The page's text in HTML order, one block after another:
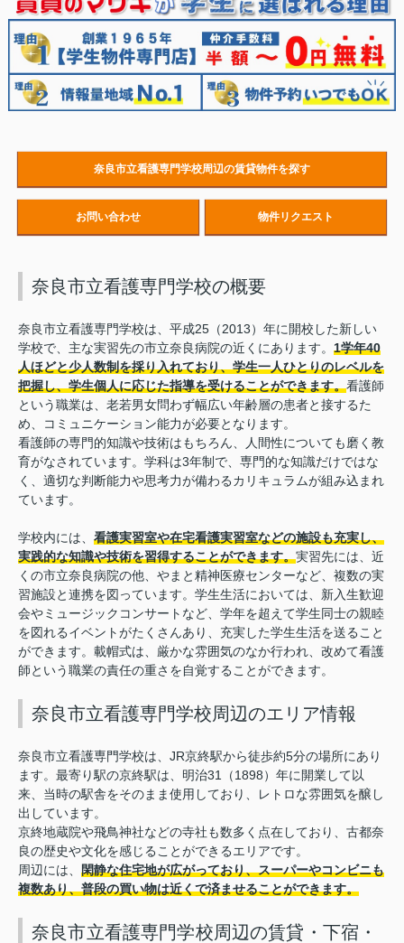
奈良市立看護専門学校周辺の賃貸物件を探す
お問い合わせ 物件リクエスト
奈良市立看護専門学校の概要
奈良市立看護専門学校は、平成25（2013）年に開校した新しい
学校で、主な実習先の市立奈良病院の近くにあります。 1学年40
人ほどと少人数制を採り入れており、学生一人ひとりのレベルを
把握し、学生個人に応じた指導を受けることができます。看護師
という職業は、老若男女問わず幅広い年齢層の患者と接するた
め、コミュニケーション能力が必要となります。
看護師の専門的知識や技術はもちろん、人間性についても磨く教
育がなされています。学科は3年制で、専門的な知識だけではな
く、適切な判断能力や思考力が備わるカリキュラムが組み込まれ
ています。
学校内には、 看護実習室や在宅看護実習室などの施設も充実し、
実践的な知識や技術を習得することができます。実習先には、近
くの市立奈良病院の他、やまと精神医療センターなど、複数の実
習施設と連携を図っています。学生生活においては、新入生歓迎
会やミュージックコンサートなど、学年を超えて学生同士の親睦
を図れるイベントがたくさんあり、充実した学生生活を送ること
ができます。載帽式は、厳かな雰囲気のなか行われ、改めて看護
師という職業の責任の重さを自覚することができます。
奈良市立看護専門学校周辺のエリア情報
奈良市立看護専門学校は、JR京終駅から徒歩約5分の場所にあり
ます。最寄り駅の京終駅は、明治31（1898）年に開業して以
来、当時の駅舎をそのまま使用しており、レトロな雰囲気を醸し
出しています。
京終地蔵院や飛鳥神社などの寺社も数多く点在しており、古都奈
良の歴史や文化を感じることができるエリアです。
周辺には、 閑静な住宅地が広がっており、スーパーやコンビニも
複数あり、普段の買い物は近くで済ませることができます。
奈良市立看護専門学校周辺の賃貸・下宿・